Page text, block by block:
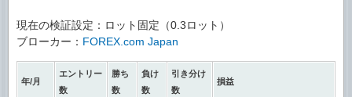
現在の検証設定：ロット固定（0.3ロット）
ブローカー： FOREX.com Japan
年/月
エントリー
数
勝ち
数
負け
数
引き分け
数
損益